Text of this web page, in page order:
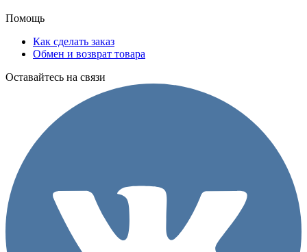
Помощь
Как сделать заказ
Обмен и возврат товара
Оставайтесь на связи